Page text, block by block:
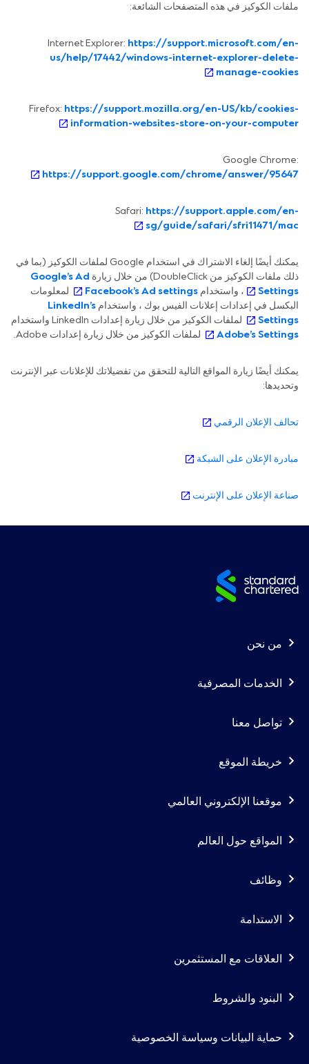
ملفات الكوكيز في هذه المتصفحات الشائعة:
Internet Explorer: https://support.microsoft.com/en-
us/help/17442/windows-internet-explorer-delete-
manage-cookies
Firefox: https://support.mozilla.org/en-US/kb/cookies-
information-websites-store-on-your-computer
Google Chrome:
https://support.google.com/chrome/answer/95647
Safari: https://support.apple.com/en-
sg/guide/safari/sfri11471/mac
يمكنك أيضًا إلغاء الاشتراك في استخدام Google لملفات الكوكيز (بما في
ذلك ملفات الكوكيز من DoubleClick) من خلال زيارة
Google’s Ad
Settings
، واستخدام Facebook’s Ad settings
لمعلومات
البكسل في إعدادات إعلانات الفيس بوك ، واستخدام LinkedIn’s
Settings
لملفات الكوكيز من خلال زيارة إعدادات LinkedIn واستخدام
Adobe’s Settings
لملفات الكوكيز من خلال زيارة إعدادات Adobe.
يمكنك أيضًا زيارة المواقع التالية للتحقق من تفضيلاتك للإعلانات عبر الإنترنت
وتحديدها:
تحالف الإعلان الرقمي
مبادرة الإعلان على الشبكة
صناعة الإعلان على الإنترنت
Footer
-
Column
من نحن
الخدمات المصرفية
تواصل معنا
خريطة الموقع
Footer
-
Column
موقعنا الإلكتروني العالمي
المواقع حول العالم
وظائف
الاستدامة
العلاقات مع المستثمرين
Footer
-
البنود والشروط
حماية البيانات وسياسة الخصوصية